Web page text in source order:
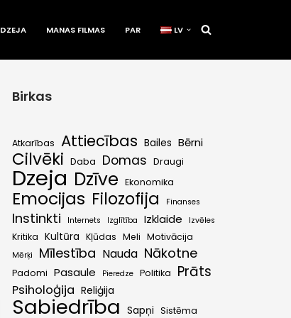
DZEJA MANAS FILMAS PAR LV
Birkas
Atkarības Attiecības Bailes Bērni
Cilvēki Daba Domas Draugi
Dzeja Dzīve Ekonomika
Emocijas Filozofija Finanses
Instinkti Internets Izglītība Izklaide Izvēles
Kritika Kultūra Kļūdas Meli Motivācija
Mērķi Mīlestība Nauda Nākotne
Padomi Pasaule Pieredze Politika Prāts
Psiholoģija Reliģija
Sabiedrība Sapņi Sistēma